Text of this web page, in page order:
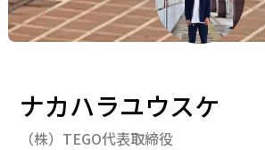
ナカハラユウスケ
（株）TEGO代表取締役